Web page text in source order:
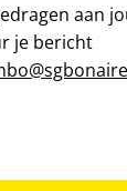
aan
je bericht